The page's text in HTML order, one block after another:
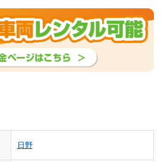
日野